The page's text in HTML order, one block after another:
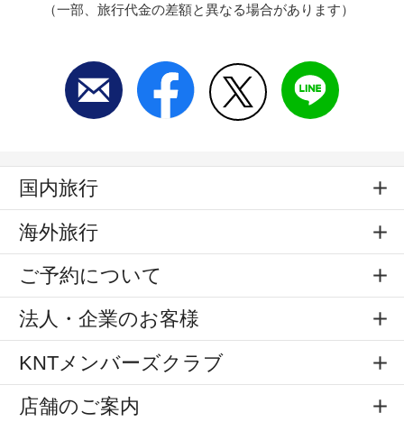
（一部、旅行代金の差額と異なる場合があります）
国内旅行
海外旅行
ご予約について
法人・企業のお客様
KNTメンバーズクラブ
店舗のご案内